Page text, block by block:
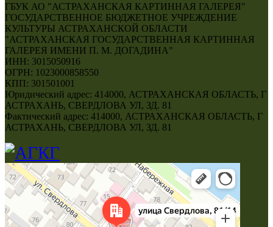
ГБУК АО "АСТРАХАНСКАЯ КАРТИННАЯ ГАЛЕРЕЯ"
ГОСУДАРСТВЕННОЕ БЮДЖЕТНОЕ УЧРЕЖДЕНИЕ
КУЛЬТУРЫ АСТРАХАНСКОЙ ОБЛАСТИ
"АСТРАХАНСКАЯ ГОСУДАРСТВЕННАЯ КАРТИННАЯ
ГАЛЕРЕЯ ИМЕНИ П. М. ДОГАДИНА"
ИНН: 3015050916
ОГРН: 1023000858550
КПП: 301501001
Юридический адрес: 414000, АСТРАХАНСКАЯ ОБЛАСТЬ, Г
АСТРАХАНЬ, СВЕРДЛОВА УЛ, ЗД. 81
Фактический адрес: 414000, АСТРАХАНСКАЯ ОБЛАСТЬ, Г
АСТРАХАНЬ, СВЕРДЛОВА УЛ, ЗД. 81